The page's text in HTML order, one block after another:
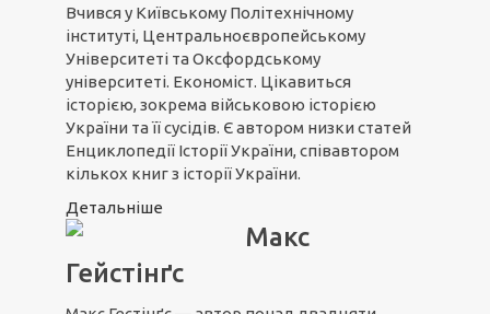
Вчився у Київському Політехнічному
інституті, Центральноєвропейському
Університеті та Оксфордському
університеті. Економіст. Цікавиться
історією, зокрема військовою історією
України та її сусідів. Є автором низки статей
Енциклопедії Історії України, співавтором
кількох книг з історії України.
Детальніше
Макс
Гейстінґс